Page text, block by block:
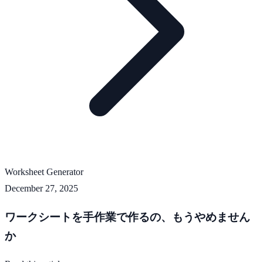
Worksheet Generator
December 27, 2025
ワークシートを手作業で作るの、もうやめません
か